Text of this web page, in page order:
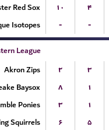
Red Sox
۱۰ ۴
Isotopes
- -
League
Akron Zips
۲ ۳
Baysox
۸ ۱
Ponies
۳ ۱
Squirrels
۶ ۵